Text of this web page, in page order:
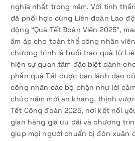
nghĩa nhất trong năm. Với tinh
đã phối hợp cùng Liên đoàn Lao
động “Quà Tết Đoàn Viên 2025”,
ấm áp cho toàn thể công nhân
chương trình là buổi trao quà từ
hiện sự quan tâm đặc biệt dành
phần quà Tết được ban lãnh đạo
công nhân các bộ phận như lời
chúc năm mới an khang, thịnh
Tết Công đoàn 2025, nơi kết nối
gian hàng giá ưu đãi và chương
giúp mọi người chuẩn bị đón xuân